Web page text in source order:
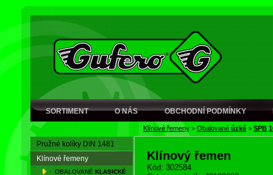
SORTIMENT O NÁS OBCHODNÍ PODMÍNKY
Klínové řemeny > Obalované úzké > SPB
Pružné kolíky DIN 1481
Klínové řemeny
OBALOVANÉ KLASICKÉ
Klínový řemen
Kód: 302584